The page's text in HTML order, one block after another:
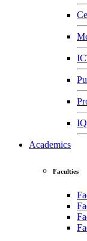
Academics
Faculties